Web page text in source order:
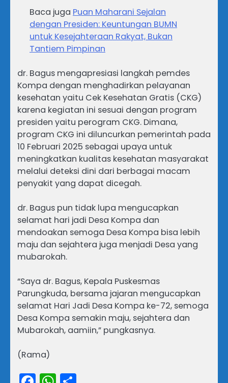
Baca juga Puan Maharani Sejalan
dengan Presiden: Keuntungan BUMN
untuk Kesejahteraan Rakyat, Bukan
Tantiem Pimpinan
dr. Bagus mengapresiasi langkah pemdes
Kompa dengan menghadirkan pelayanan
kesehatan yaitu Cek Kesehatan Gratis (CKG)
karena kegiatan ini sesuai dengan program
presiden yaitu perogram CKG. Dimana,
program CKG ini diluncurkan pemerintah pada
10 Februari 2025 sebagai upaya untuk
meningkatkan kualitas kesehatan masyarakat
melalui deteksi dini dari berbagai macam
penyakit yang dapat dicegah.
dr. Bagus pun tidak lupa mengucapkan
selamat hari jadi Desa Kompa dan
mendoakan semoga Desa Kompa bisa lebih
maju dan sejahtera juga menjadi Desa yang
mubarokah.
“Saya dr. Bagus, Kepala Puskesmas
Parungkuda, bersama jajaran mengucapkan
selamat Hari Jadi Desa Kompa ke-72, semoga
Desa Kompa semakin maju, sejahtera dan
Mubarokah, aamiin,” pungkasnya.
(Rama)